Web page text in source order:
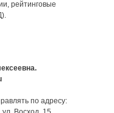
рейтинговые
по адресу: